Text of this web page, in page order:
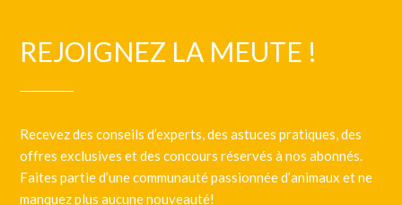
REJOIGNEZ LA MEUTE !
Recevez des conseils d’experts, des astuces pratiques, des
offres exclusives et des concours réservés à nos abonnés.
Faites partie d’une communauté passionnée d’animaux et ne
manquez plus aucune nouveauté!